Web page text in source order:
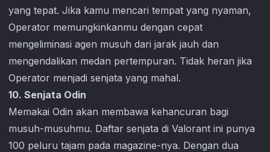
yang tepat. Jika kamu mencari tempat yang nyaman,
Operator memungkinkanmu dengan cepat
mengeliminasi agen musuh dari jarak jauh dan
mengendalikan medan pertempuran. Tidak heran jika
Operator menjadi senjata yang mahal.
10. Senjata Odin
Memakai Odin akan membawa kehancuran bagi
musuh-musuhmu. Daftar senjata di Valorant ini punya
100 peluru tajam pada magazine-nya. Dengan dua